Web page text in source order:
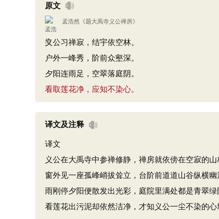
原文
孟浩然 《题大禹寺义公禅房》
义公习禅寂，结宇依空林。
户外一峰秀，阶前众壑深。
夕阳连雨足，空翠落庭阴。
看取莲花净，应知不染心。
译文及注释
译文
义公在大禹寺中参禅修静，禅房就依傍在空寂的山
窗外见一座孤峰峭拔耸立，台阶前道道山谷纵横幽
雨刚停夕阳便散发出光彩，庭院里满处都是青翠绿
看莲花出污泥却依然洁净，才知义公一尘不染的心